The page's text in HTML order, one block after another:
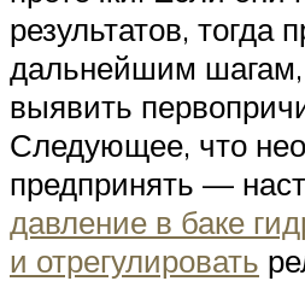
результатов, тогда
дальнейшим
выявить
Следующее, что
предпринять —
давление в баке
и отрегулировать